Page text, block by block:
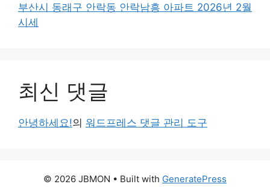
부산시 동래구 안락동 안락남흥 아파트 2026년 2월
시세
최신 댓글
안녕하세요!의 워드프레스 댓글 관리 도구
© 2026 JBMON • Built with GeneratePress